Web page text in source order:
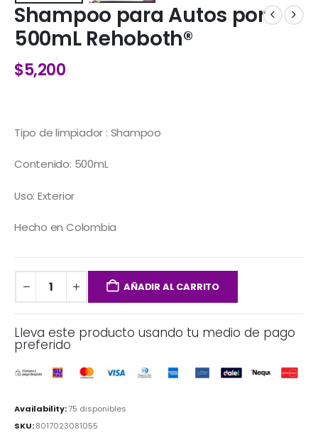
Shampoo para Autos por
500mL Rehoboth®
$5,200
Tipo de limpiador : Shampoo
Contenido: 500mL
Uso: Exterior
Hecho en Colombia
AÑADIR AL CARRITO
Lleva este producto usando tu medio de pago
preferido
Availability:75 disponibles
SKU:8017023081055